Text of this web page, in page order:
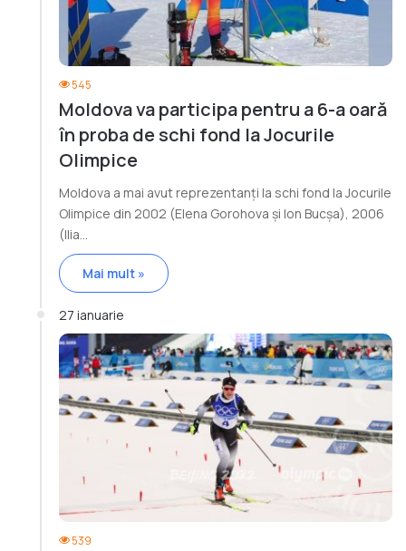
545
Moldova va participa pentru a 6-a oară
în proba de schi fond la Jocurile
Olimpice
Moldova a mai avut reprezentanți la schi fond la Jocurile
Olimpice din 2002 (Elena Gorohova și Ion Bucșa), 2006
(Ilia…
Mai mult »
27 ianuarie
539